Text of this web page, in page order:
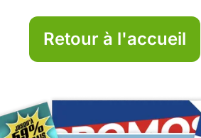
Retour à l'accueil